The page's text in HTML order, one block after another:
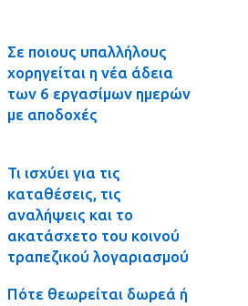
Σε ποιους υπαλλήλους
χορηγείται η νέα άδεια
των 6 εργασίμων ημερών
με αποδοχές
Τι ισχύει για τις
καταθέσεις, τις
αναλήψεις και το
ακατάσχετο του κοινού
τραπεζικού λογαριασμού
Πότε θεωρείται δωρεά ή